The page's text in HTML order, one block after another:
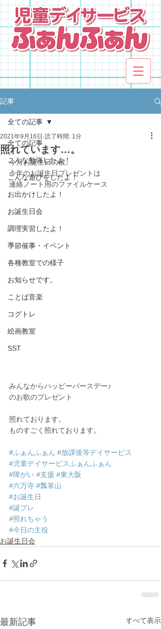
記事
全ての記事
こんな勉強したよ！
こんな遊びをしたよ！
お出かけしたよ！
お誕生日会
調理実習したよ！
季節催事・イベント
各種教室での様子
お知らせです。
ことば音楽
コグトレ
絵画教室
SST
全ての記事
照れています…。
2021年9月16日 読了時間: 1分
今月お誕生日の彼。
今年のお誕生日プレゼントは
連絡ノート用のファイルケース
みんなからハッピーバースデー♪
のお歌のプレゼント
照れております。
ものすごく照れております。
#ふぁんふぁん #放課後等デイサービス
#児童デイサービスふぁんふぁん
#障がい #支援 #東大阪
#六万寺 #瓢箪山
#お誕生日
#誕プレ
#照れちゃう
#今日の主役
お誕生日会
最新記事 すべて表示